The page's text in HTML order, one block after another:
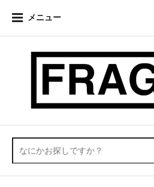
メニュー